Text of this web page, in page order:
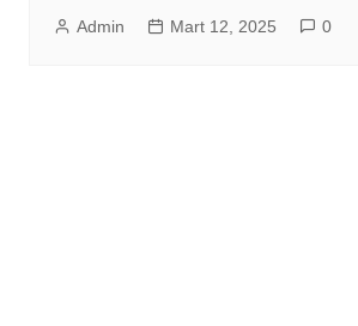
Admin Mart 12, 2025 0